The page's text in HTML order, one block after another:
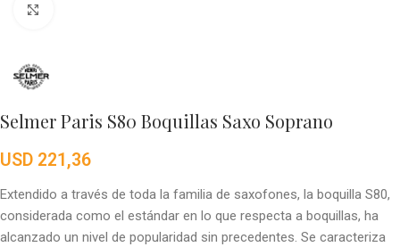
Selmer Paris S80 Boquillas Saxo Soprano
USD 221,36
Extendido a través de toda la familia de saxofones, la boquilla S80,
considerada como el estándar en lo que respecta a boquillas, ha
alcanzado un nivel de popularidad sin precedentes. Se caracteriza